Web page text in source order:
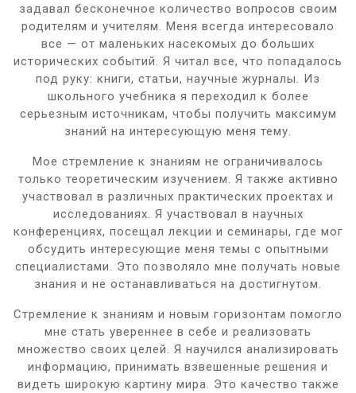
задавал бесконечное количество вопросов своим
родителям и учителям. Меня всегда интересовало
все — от маленьких насекомых до больших
исторических событий. Я читал все, что попадалось
под руку: книги, статьи, научные журналы. Из
школьного учебника я переходил к более
серьезным источникам, чтобы получить максимум
знаний на интересующую меня тему.
Мое стремление к знаниям не ограничивалось
только теоретическим изучением. Я также активно
участвовал в различных практических проектах и
исследованиях. Я участвовал в научных
конференциях, посещал лекции и семинары, где мог
обсудить интересующие меня темы с опытными
специалистами. Это позволяло мне получать новые
знания и не останавливаться на достигнутом.
Стремление к знаниям и новым горизонтам помогло
мне стать увереннее в себе и реализовать
множество своих целей. Я научился анализировать
информацию, принимать взвешенные решения и
видеть широкую картину мира. Это качество также